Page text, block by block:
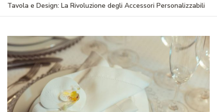
Tavola e Design: La Rivoluzione degli Accessori Personalizzabili